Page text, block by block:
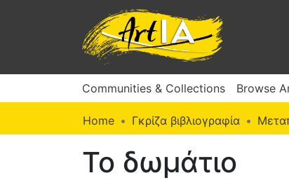
Communities & Collections Browse
Home Γκρίζα βιβλιογραφία
Το δωμάτιο